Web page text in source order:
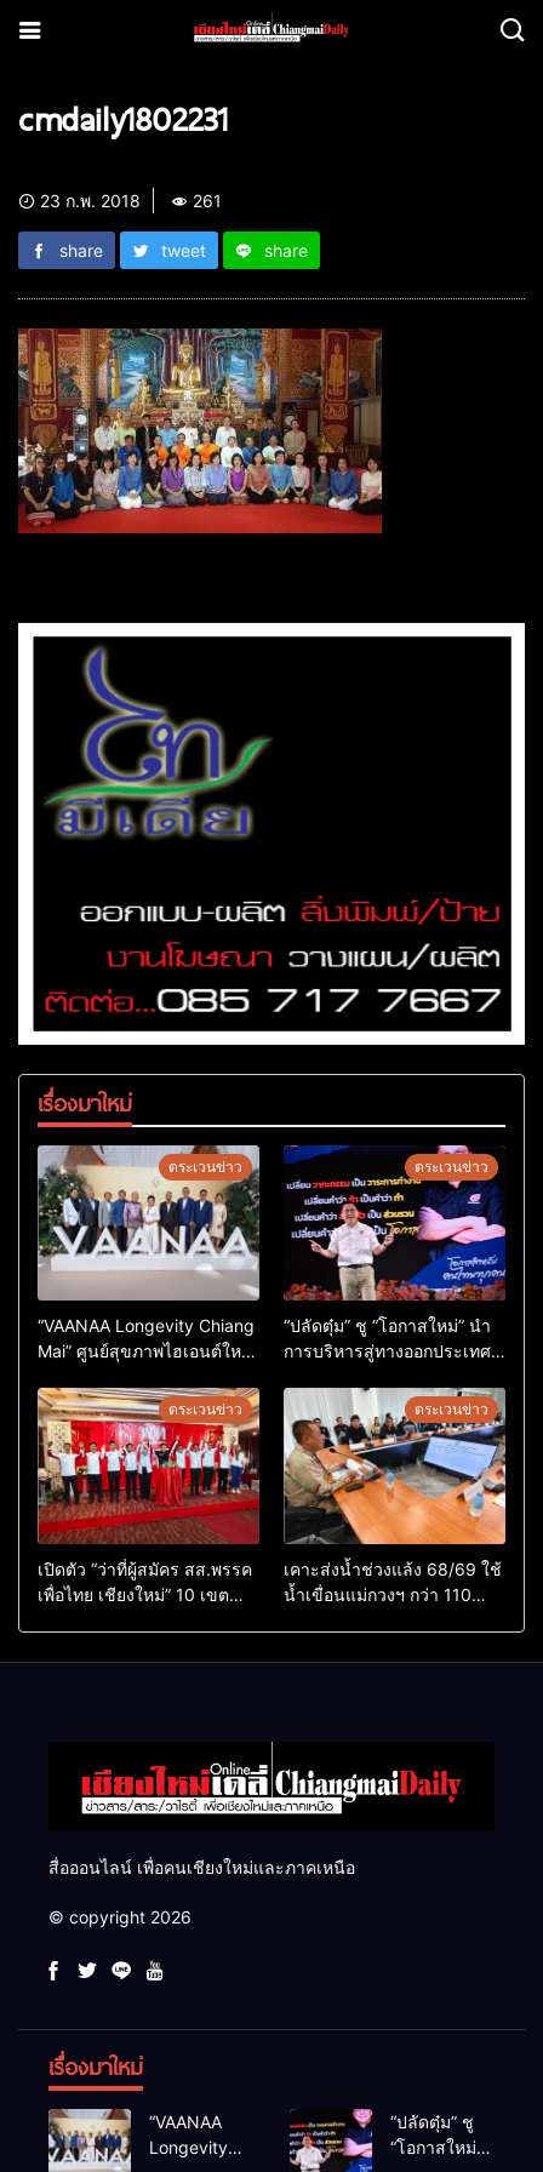
cmdaily1802231
23 ก.พ. 2018 261
share tweet share
เรื่องมาใหม่
ตระเวนข่าว
“VAANAA Longevity Chiang
Mai” ศูนย์สุขภาพไฮเอนต์ใหญ่
ตระเวนข่าว
“ปลัดตุ๋ม” ชู “โอกาสใหม่” นำ
การบริหารสู่ทางออกประเทศ
ตระเวนข่าว
เปิดตัว “ว่าที่ผู้สมัคร สส.พรรค
เพื่อไทย เชียงใหม่” 10 เขต
ตระเวนข่าว
เคาะส่งน้ำช่วงแล้ง 68/69 ใช้
น้ำเขื่อนแม่กวงฯ กว่า 110
สื่อออนไลน์ เพื่อคนเชียงใหม่และภาคเหนือ
© copyright 2026
เรื่องมาใหม่
“VAANAA
Longevity
“ปลัดตุ๋ม” ชู
“โอกาสใหม่”